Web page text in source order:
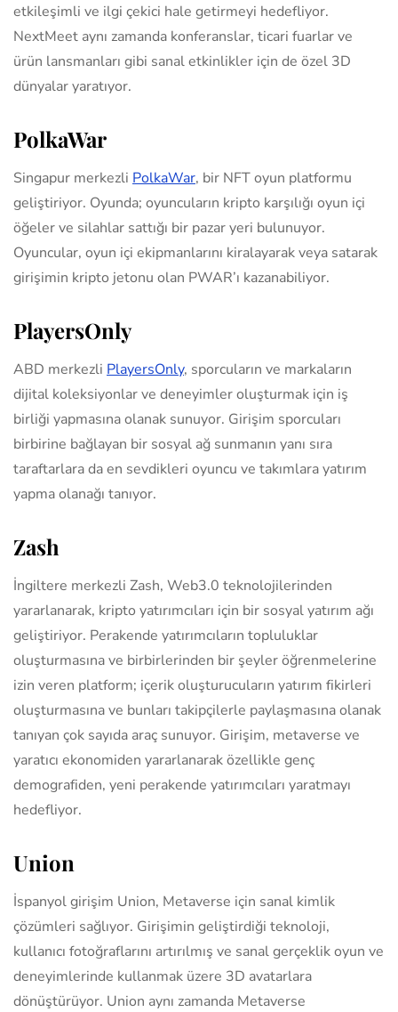
etkileşimli ve ilgi çekici hale getirmeyi hedefliyor.
NextMeet aynı zamanda konferanslar, ticari fuarlar ve
ürün lansmanları gibi sanal etkinlikler için de özel 3D
dünyalar yaratıyor.
PolkaWar
Singapur merkezli PolkaWar, bir NFT oyun platformu
geliştiriyor. Oyunda; oyuncuların kripto karşılığı oyun içi
öğeler ve silahlar sattığı bir pazar yeri bulunuyor.
Oyuncular, oyun içi ekipmanlarını kiralayarak veya satarak
girişimin kripto jetonu olan PWAR’ı kazanabiliyor.
PlayersOnly
ABD merkezli PlayersOnly, sporcuların ve markaların
dijital koleksiyonlar ve deneyimler oluşturmak için iş
birliği yapmasına olanak sunuyor. Girişim sporcuları
birbirine bağlayan bir sosyal ağ sunmanın yanı sıra
taraftarlara da en sevdikleri oyuncu ve takımlara yatırım
yapma olanağı tanıyor.
Zash
İngiltere merkezli Zash, Web3.0 teknolojilerinden
yararlanarak, kripto yatırımcıları için bir sosyal yatırım ağı
geliştiriyor. Perakende yatırımcıların topluluklar
oluşturmasına ve birbirlerinden bir şeyler öğrenmelerine
izin veren platform; içerik oluşturucuların yatırım fikirleri
oluşturmasına ve bunları takipçilerle paylaşmasına olanak
tanıyan çok sayıda araç sunuyor. Girişim, metaverse ve
yaratıcı ekonomiden yararlanarak özellikle genç
demografiden, yeni perakende yatırımcıları yaratmayı
hedefliyor.
Union
İspanyol girişim Union, Metaverse için sanal kimlik
çözümleri sağlıyor. Girişimin geliştirdiği teknoloji,
kullanıcı fotoğraflarını artırılmış ve sanal gerçeklik oyun ve
deneyimlerinde kullanmak üzere 3D avatarlara
dönüştürüyor. Union aynı zamanda Metaverse